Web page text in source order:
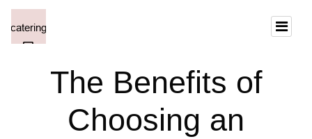
The Benefits of
Choosing an